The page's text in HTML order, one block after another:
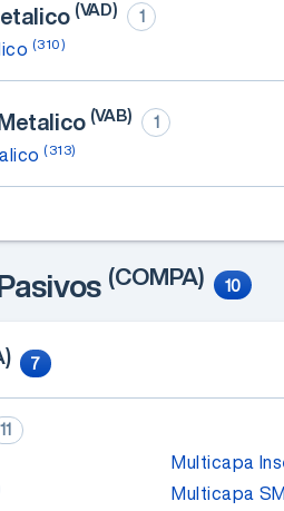
(VAD) 1
(310)
(VAB) 1
(313)
(COMPA) 10
7
11
Multicapa
Multicapa